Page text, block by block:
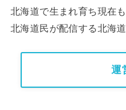
北海道で生まれ育ち現在も
北海道民が配信する北海
運